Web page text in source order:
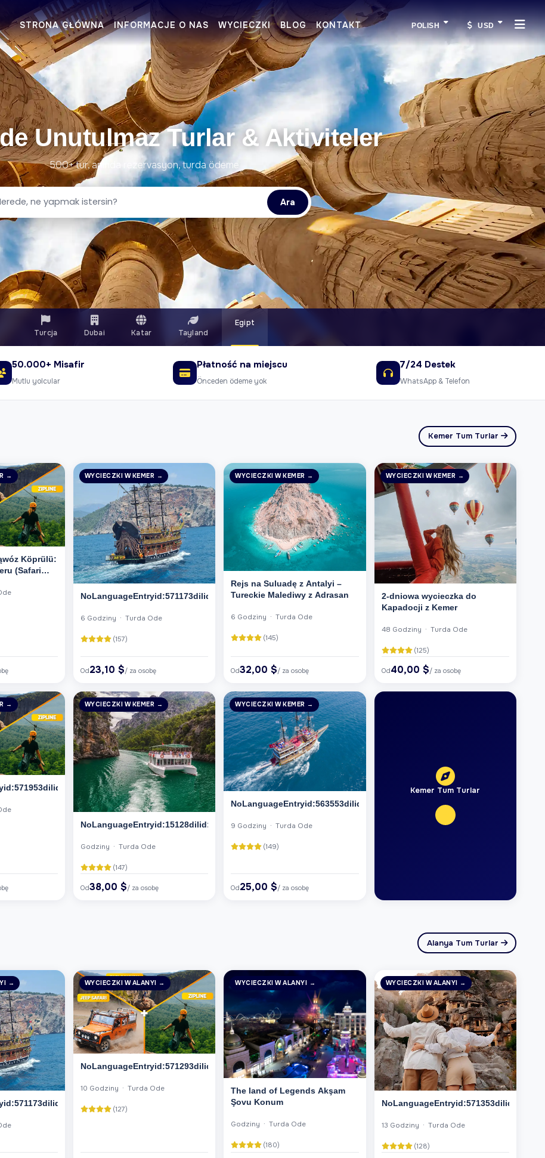
POLISH USD
STRONA GŁÓWNA INFORMACJE O NAS WYCIECZKI BLOG KONTAKT
Unutulmaz Turlar & Aktiviteler
500+ tur, anında rezervasyon, turda ödeme
Ara
Turcja Dubai Katar Tayland
Egipt
50.000+ Misafir
Mutlu yolcular
Płatność na miejscu
Önceden ödeme yok
7/24 Destek
WhatsApp & Telefon
Kemer Tum Turlar
→
Köprülü:
(Safari
WYCIECZKI W KEMER →
NoLanguageEntryid:571173dilid:6
6 Godziny · Turda Ode
(157)
Od23,10 $/ za osobę
WYCIECZKI W KEMER →
Rejs na Suluadę z Antalyi –
Tureckie Malediwy z Adrasan
6 Godziny · Turda Ode
(145)
Od32,00 $/ za osobę
WYCIECZKI W KEMER →
2-dniowa wycieczka do
Kapadocji z Kemer
48 Godziny · Turda Ode
(125)
Od40,00 $/ za osobę
→ WYCIECZKI W KEMER →
NoLanguageEntryid:15128dilid:6
Godziny · Turda Ode
(147)
Od38,00 $/ za osobę
WYCIECZKI W KEMER →
NoLanguageEntryid:563553dilid:6
9 Godziny · Turda Ode
(149)
Od25,00 $/ za osobę
Kemer Tum Turlar
Alanya Tum Turlar
→ WYCIECZKI W ALANYI →
NoLanguageEntryid:571293dilid:6
10 Godziny · Turda Ode
(127)
WYCIECZKI W ALANYI →
The land of Legends Akşam
Şovu Konum
Godziny · Turda Ode
(180)
WYCIECZKI W ALANYI →
NoLanguageEntryid:571353dilid:6
13 Godziny · Turda Ode
(128)